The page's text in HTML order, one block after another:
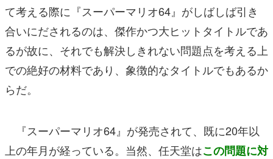
て考える際に『スーパーマリオ64』がしばしば引き
合いにだされるのは、傑作かつ大ヒットタイトルであ
るが故に、それでも解決しきれない問題点を考える上
での絶好の材料であり、象徴的なタイトルでもあるか
らだ。
『スーパーマリオ64』が発売されて、既に20年以
上の年月が経っている。当然、任天堂はこの問題に対